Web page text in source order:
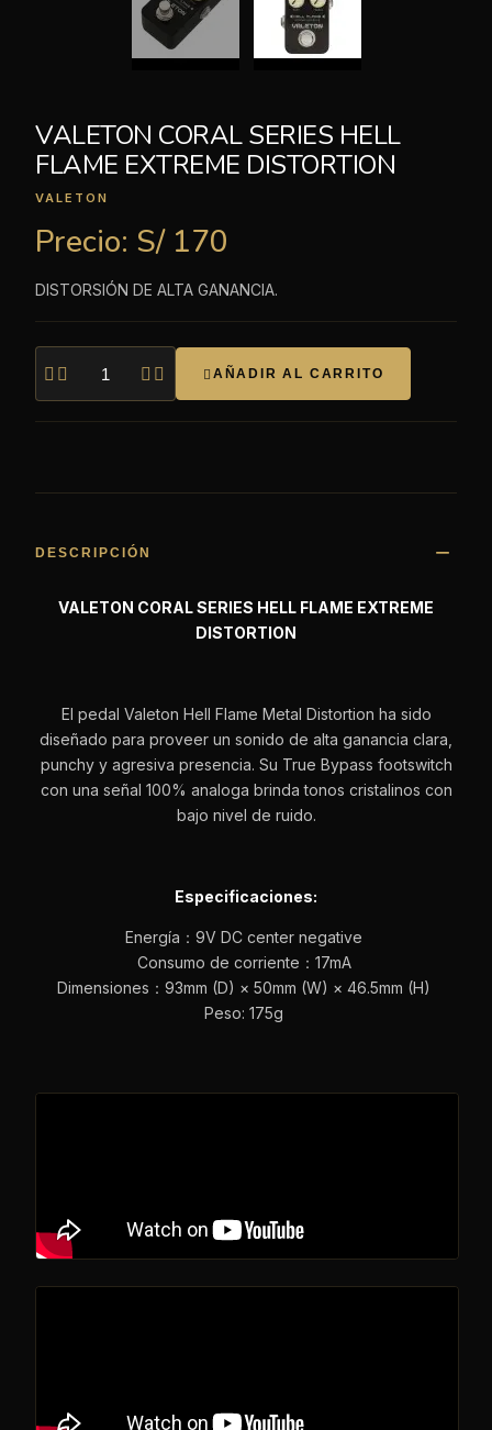
VALETON CORAL SERIES HELL
FLAME EXTREME DISTORTION
VALETON
Precio: S/ 170
DISTORSIÓN DE ALTA GANANCIA.
     AÑADIR AL CARRITO
DESCRIPCIÓN
VALETON CORAL SERIES HELL FLAME EXTREME
DISTORTION
El pedal Valeton Hell Flame Metal Distortion ha sido
diseñado para proveer un sonido de alta ganancia clara,
punchy y agresiva presencia. Su True Bypass footswitch
con una señal 100% analoga brinda tonos cristalinos con
bajo nivel de ruido.
Especificaciones:
Energía：9V DC center negative
Consumo de corriente：17mA
Dimensiones：93mm (D) × 50mm (W) × 46.5mm (H)
Peso: 175g